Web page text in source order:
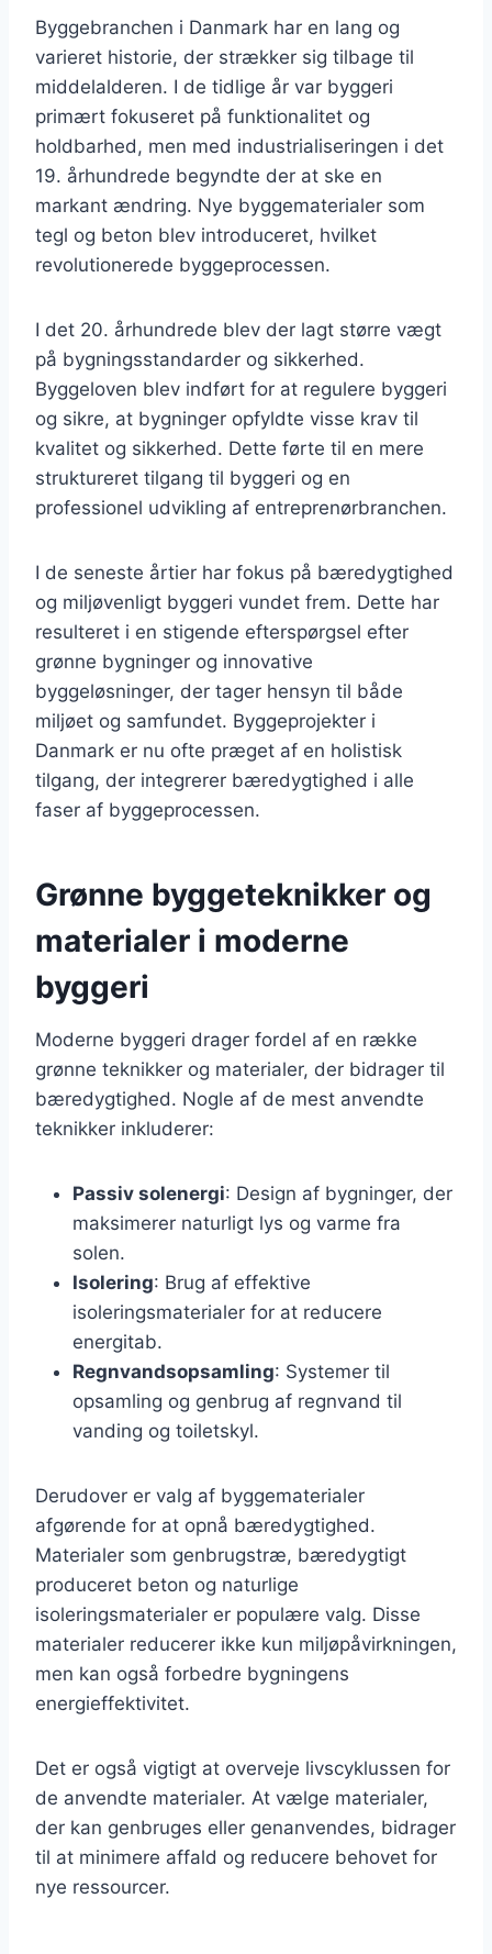
Byggebranchen i Danmark har en lang og
varieret historie, der strækker sig tilbage til
middelalderen. I de tidlige år var byggeri
primært fokuseret på funktionalitet og
holdbarhed, men med industrialiseringen i det
19. århundrede begyndte der at ske en
markant ændring. Nye byggematerialer som
tegl og beton blev introduceret, hvilket
revolutionerede byggeprocessen.
I det 20. århundrede blev der lagt større vægt
på bygningsstandarder og sikkerhed.
Byggeloven blev indført for at regulere byggeri
og sikre, at bygninger opfyldte visse krav til
kvalitet og sikkerhed. Dette førte til en mere
struktureret tilgang til byggeri og en
professionel udvikling af entreprenørbranchen.
I de seneste årtier har fokus på bæredygtighed
og miljøvenligt byggeri vundet frem. Dette har
resulteret i en stigende efterspørgsel efter
grønne bygninger og innovative
byggeløsninger, der tager hensyn til både
miljøet og samfundet. Byggeprojekter i
Danmark er nu ofte præget af en holistisk
tilgang, der integrerer bæredygtighed i alle
faser af byggeprocessen.
Grønne byggeteknikker og
materialer i moderne
byggeri
Moderne byggeri drager fordel af en række
grønne teknikker og materialer, der bidrager til
bæredygtighed. Nogle af de mest anvendte
teknikker inkluderer:
Passiv solenergi: Design af bygninger, der
maksimerer naturligt lys og varme fra
solen.
Isolering: Brug af effektive
isoleringsmaterialer for at reducere
energitab.
Regnvandsopsamling: Systemer til
opsamling og genbrug af regnvand til
vanding og toiletskyl.
Derudover er valg af byggematerialer
afgørende for at opnå bæredygtighed.
Materialer som genbrugstræ, bæredygtigt
produceret beton og naturlige
isoleringsmaterialer er populære valg. Disse
materialer reducerer ikke kun miljøpåvirkningen,
men kan også forbedre bygningens
energieffektivitet.
Det er også vigtigt at overveje livscyklussen for
de anvendte materialer. At vælge materialer,
der kan genbruges eller genanvendes, bidrager
til at minimere affald og reducere behovet for
nye ressourcer.